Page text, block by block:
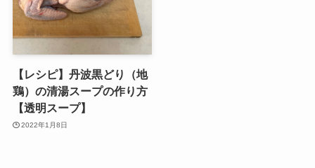
【レシピ】丹波黒どり（地
鶏）の清湯スープの作り方
【透明スープ】
2022年1月8日